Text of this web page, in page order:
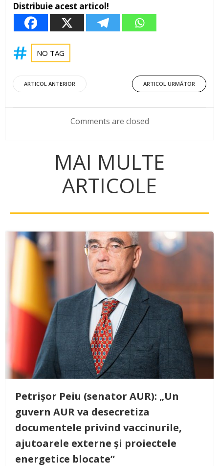
Distribuie acest articol!
NO TAG
Post
navigation
ARTICOL ANTERIOR
Post
navigation
ARTICOL URMĂTOR
Comments are closed
MAI MULTE
ARTICOLE
Petrișor Peiu (senator AUR): „Un
guvern AUR va desecretiza
documentele privind vaccinurile,
ajutoarele externe și proiectele
energetice blocate”